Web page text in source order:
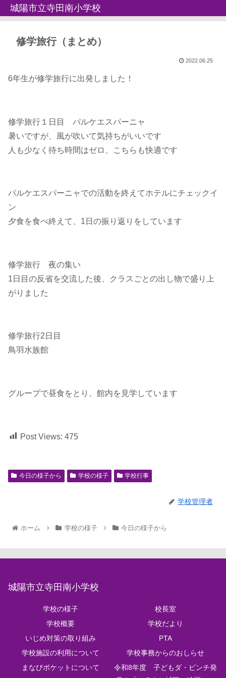
城陽市立寺田南小学校
修学旅行（まとめ）
2022.06.25
6年生が修学旅行に出発しました！
修学旅行１日目 パルケエスパーニャ
暑いですが、風が吹いて気持ちがいいです
人も少なく待ち時間はゼロ、こちらも快適です
パルケエスパーニャでの活動を終えてホテルにチェックイ
ン
夕食を食べ終えて、1日の振り返りをしています
修学旅行 夜の集い
1日目の反省を交流した後、クラスごとの出し物で盛り上
がりました
修学旅行2日目
鳥羽水族館
グループで昼食をとり、館内を見学しています
Post Views: 475
今日の様子から 学校の様子 学校行事
学校管理者
ホーム 学校の様子 今日の様子から
城陽市立寺田南小学校
学校の様子
校長室
学校概要
学校だより
いじめ対策の取り組み
PTA
学校施設の利用について
学校事務からのおしらせ
まなびポケットについて
令和8年度 子どもダ・ビンチ発